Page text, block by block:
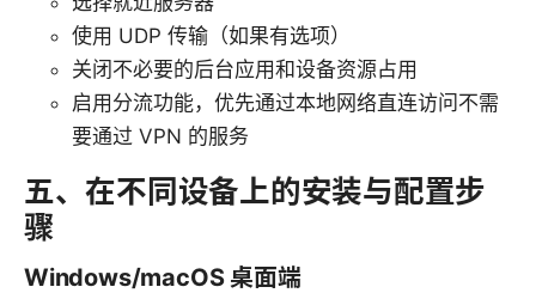
使用 UDP 传输（如果有选项）
关闭不必要的后台应用和设备资源占用
启用分流功能，优先通过本地网络直连访问不需
要通过 VPN 的服务
五、在不同设备上的安装与配置步
骤
Windows/macOS 桌面端